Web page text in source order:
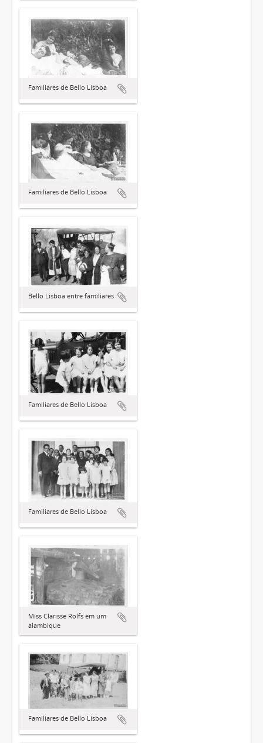
Familiares de Bello Lisboa
Familiares de Bello Lisboa
Bello Lisboa entre familiares
Familiares de Bello Lisboa
Familiares de Bello Lisboa
Miss Clarisse Rolfs em um
alambique
Familiares de Bello Lisboa